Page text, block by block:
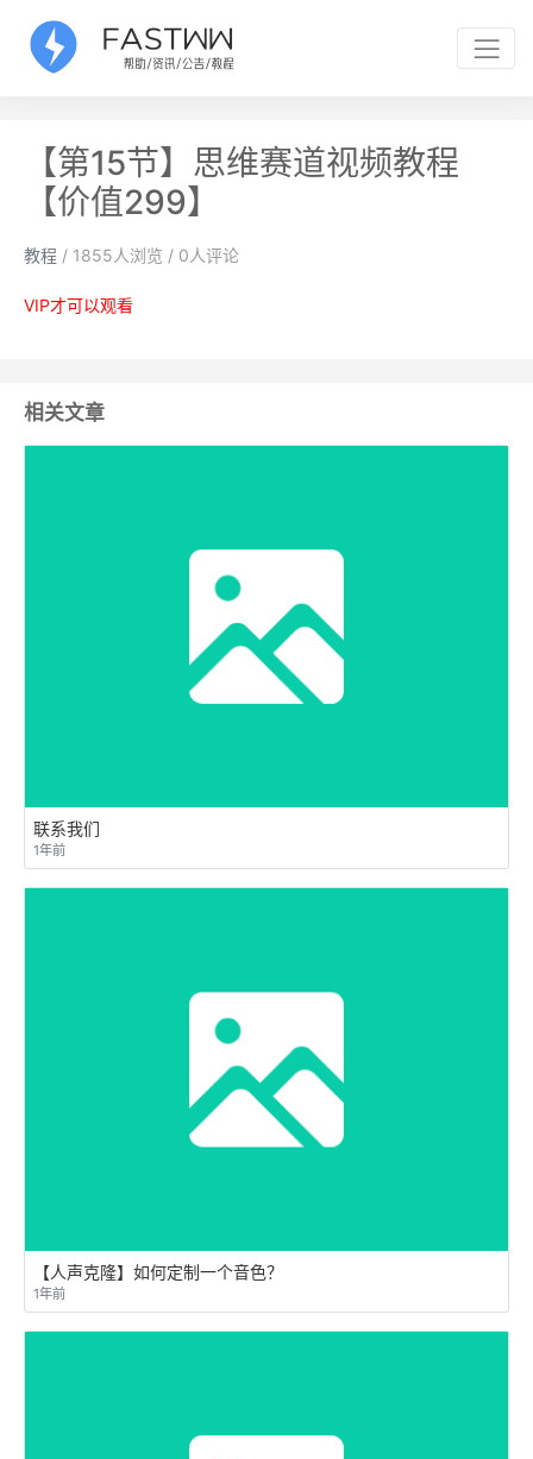
【第15节】思维赛道视频教程
【价值299】
教程 / 1855 人浏览 / 0 人评论
VIP才可以观看
相关文章
联系我们
1年前
【人声克隆】如何定制一个音色？
1年前